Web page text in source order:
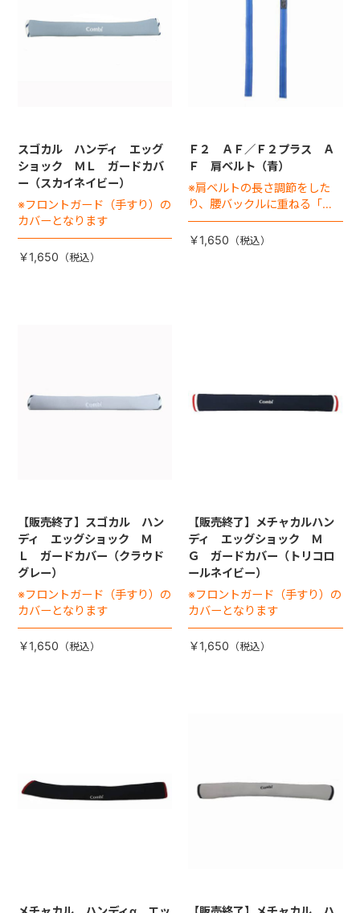
スゴカル ハンディ エッグ
ショック ＭＬ ガードカバ
ー（スカイネイビー）
※フロントガード（手すり）の
カバーとなります
￥1,650
Ｆ２ ＡＦ／Ｆ２プラス Ａ
Ｆ 肩ベルト（青）
※肩ベルトの長さ調節をした
り、腰バックルに重ねる「肩
バックル」は別売りです
￥1,650
【販売終了】スゴカル ハン
ディ エッグショック Ｍ
Ｌ ガードカバー（クラウド
グレー）
※フロントガード（手すり）の
カバーとなります
￥1,650
【販売終了】メチャカルハン
ディ エッグショック Ｍ
Ｇ ガードカバー（トリコロ
ールネイビー）
※フロントガード（手すり）の
カバーとなります
￥1,650